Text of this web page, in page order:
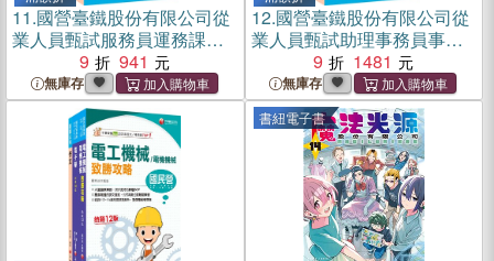
11.國營臺鐵股份有限公司從
業人員甄試服務員運務課文
版套書（共二冊）
9 941
無庫存
12.國營臺鐵股份有限公司從
業人員甄試助理事務員事務
管理課文版套書（共三冊）
9 1481
無庫存
書紐電子書